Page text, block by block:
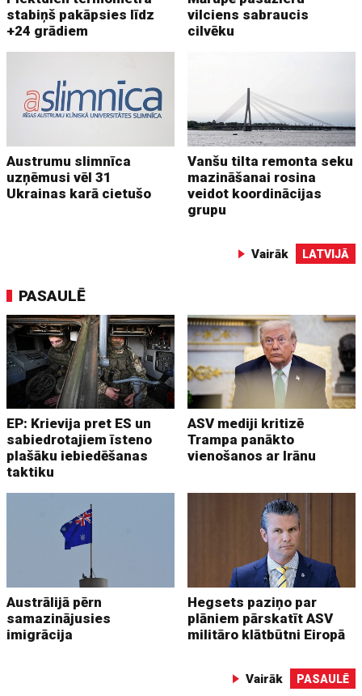
stabiņš pakāpsies līdz
+24 grādiem
vilciens sabraucis
cilvēku
Austrumu slimnīca
uzņēmusi vēl 31
Ukrainas karā cietušo
Vanšu tilta remonta seku
mazināšanai rosina
veidot koordinācijas
grupu
Vairāk LATVIJĀ
PASAULĒ
EP: Krievija pret ES un
sabiedrotajiem īsteno
plašāku iebiedēšanas
taktiku
ASV mediji kritizē
Trampa panākto
vienošanos ar Irānu
Austrālijā pērn
samazinājusies
imigrācija
Hegsets paziņo par
plāniem pārskatīt ASV
militāro klātbūtni Eiropā
Vairāk PASAULĒ